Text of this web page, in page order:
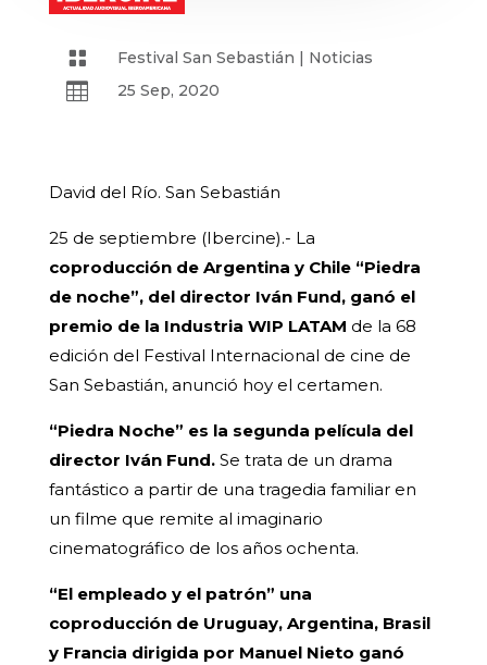
 Festival San Sebastián | Noticias
 25 Sep, 2020
David del Río. San Sebastián
25 de septiembre (Ibercine).- La
coproducción de Argentina y Chile “Piedra
de noche”, del director Iván Fund, ganó el
premio de la Industria WIP LATAM de la 68
edición del Festival Internacional de cine de
San Sebastián, anunció hoy el certamen.
“Piedra Noche” es la segunda película del
director Iván Fund. Se trata de un drama
fantástico a partir de una tragedia familiar en
un filme que remite al imaginario
cinematográfico de los años ochenta.
“El empleado y el patrón” una
coproducción de Uruguay, Argentina, Brasil
y Francia dirigida por Manuel Nieto ganó